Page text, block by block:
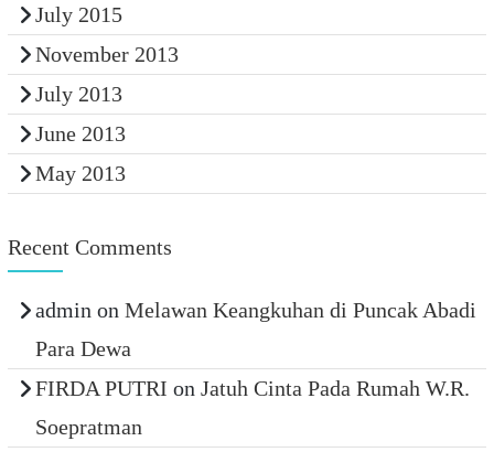
July 2015
November 2013
July 2013
June 2013
May 2013
Recent Comments
admin on Melawan Keangkuhan di Puncak Abadi
Para Dewa
FIRDA PUTRI on Jatuh Cinta Pada Rumah W.R.
Soepratman